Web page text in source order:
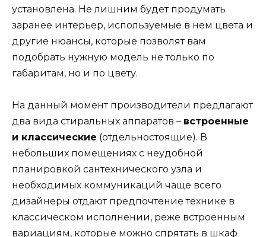
установлена. Не лишним будет продумать
заранее интерьер, используемые в нем цвета и
другие нюансы, которые позволят вам
подобрать нужную модель не только по
габаритам, но и по цвету.
На данный момент производители предлагают
два вида стиральных аппаратов – встроенные
и классические (отдельностоящие). В
небольших помещениях с неудобной
планировкой сантехнического узла и
необходимых коммуникаций чаще всего
дизайнеры отдают предпочтение технике в
классическом исполнении, реже встроенным
вариациям, которые можно спрятать в шкаф